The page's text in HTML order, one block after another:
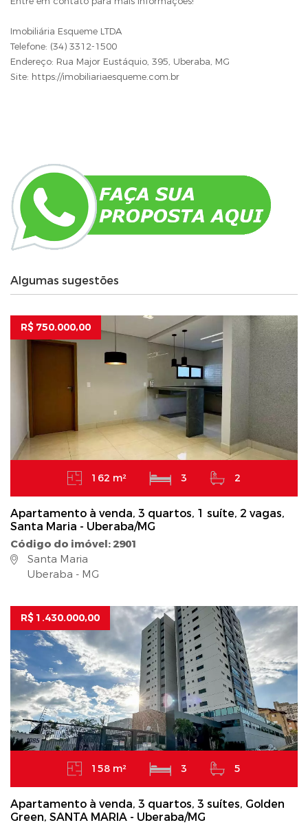
Imobiliária Esqueme LTDA
Telefone: (34) 3312-1500
Endereço: Rua Major Eustáquio, 395, Uberaba, MG
Site: https://imobiliariaesqueme.com.br
Algumas sugestões
R$ 750.000,00
162 m² 3 2
Apartamento à venda, 3 quartos, 1 suíte, 2 vagas,
Santa Maria - Uberaba/MG
Código do imóvel: 2901
Santa Maria
Uberaba - MG
R$ 1.430.000,00
158 m² 3 5
Apartamento à venda, 3 quartos, 3 suítes, Golden
Green, SANTA MARIA - Uberaba/MG